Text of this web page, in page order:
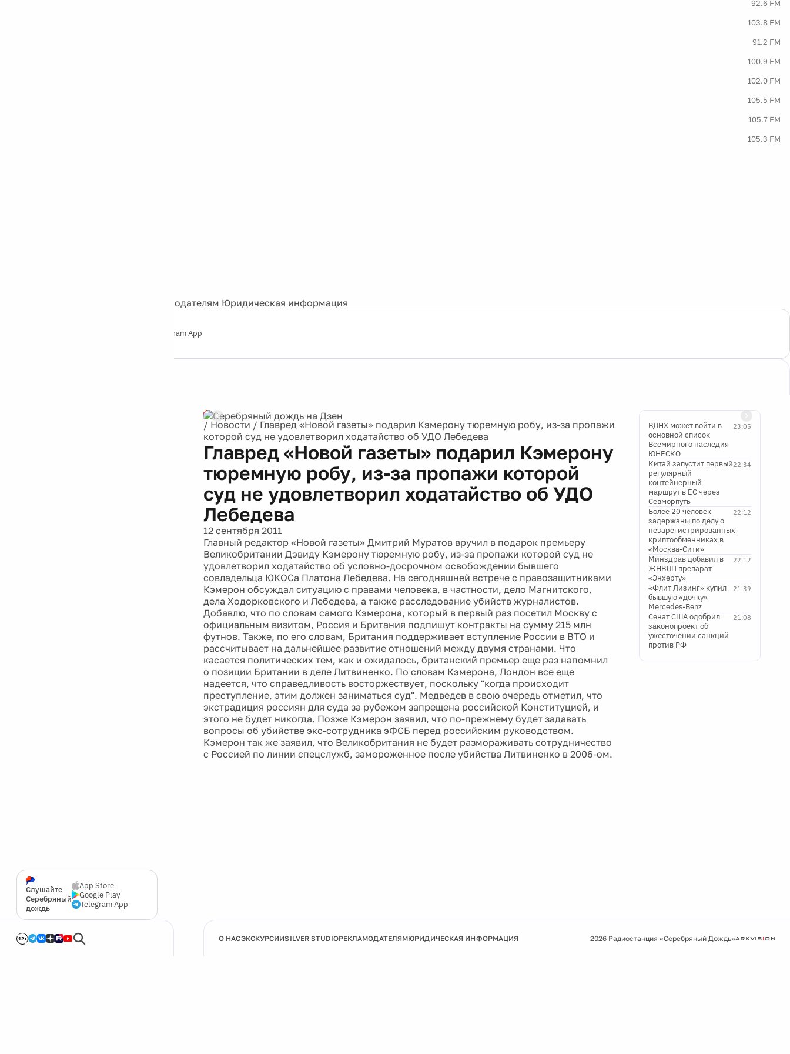
92.6 FM
103.8 FM
91.2 FM
100.9 FM
102.0 FM
105.5 FM
105.7 FM
105.3 FM
Рекламодателям Юридическая информация
Telegram App
Слушайте
Серебряный
дождь
App Store
Google Play
Telegram App
12+
/ Новости / Главред «Новой газеты» подарил Кэмерону тюремную робу, из-за пропажи
которой суд не удовлетворил ходатайство об УДО Лебедева
Главред «Новой газеты» подарил Кэмерону
тюремную робу, из-за пропажи которой
суд не удовлетворил ходатайство об УДО
Лебедева
12 сентября 2011
Главный редактор «Новой газеты» Дмитрий Муратов вручил в подарок премьеру
Великобритании Дэвиду Кэмерону тюремную робу, из-за пропажи которой суд не
удовлетворил ходатайство об условно-досрочном освобождении бывшего
совладельца ЮКОСа Платона Лебедева. На сегодняшней встрече с правозащитниками
Кэмерон обсуждал ситуацию с правами человека, в частности, дело Магнитского,
дела Ходорковского и Лебедева, а также расследование убийств журналистов.
Добавлю, что по словам самого Кэмерона, который в первый раз посетил Москву с
официальным визитом, Россия и Британия подпишут контракты на сумму 215 млн
футнов. Также, по его словам, Британия поддерживает вступление России в ВТО и
рассчитывает на дальнейшее развитие отношений между двумя странами. Что
касается политических тем, как и ожидалось, британский премьер еще раз напомнил
о позиции Британии в деле Литвиненко. По словам Кэмерона, Лондон все еще
надеется, что справедливость восторжествует, поскольку "когда происходит
преступление, этим должен заниматься суд". Медведев в свою очередь отметил, что
экстрадиция россиян для суда за рубежом запрещена российской Конституцией, и
этого не будет никогда. Позже Кэмерон заявил, что по-прежнему будет задавать
вопросы об убийстве экс-сотрудника эФСБ перед российским руководством.
Кэмерон так же заявил, что Великобритания не будет размораживать сотрудничество
с Россией по линии спецслужб, замороженное после убийства Литвиненко в 2006-ом.
23:05
ВДНХ может войти в
основной список
Всемирного наследия
ЮНЕСКО
22:34
Китай запустит первый
регулярный
контейнерный
маршрут в ЕС через
Севморпуть
22:12
Более 20 человек
задержаны по делу о
незарегистрированных
криптообменниках в
«Москва-Сити»
22:12
Минздрав добавил в
ЖНВЛП препарат
«Энхерту»
21:39
«Флит Лизинг» купил
бывшую «дочку»
Mercedes-Benz
21:08
Сенат США одобрил
законопроект об
ужесточении санкций
против РФ
О НАСЭКСКУРСИИSILVER STUDIOРЕКЛАМОДАТЕЛЯМЮРИДИЧЕСКАЯ ИНФОРМАЦИЯ 2026 Радиостанция «Серебряный Дождь»